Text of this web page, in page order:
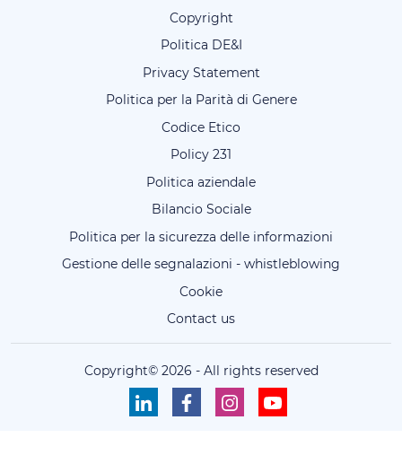
Copyright
Politica DE&I
Privacy Statement
Politica per la Parità di Genere
Codice Etico
Policy 231
Politica aziendale
Bilancio Sociale
Politica per la sicurezza delle informazioni
Gestione delle segnalazioni - whistleblowing
Cookie
Contact us
Copyright© 2026 - All rights reserved